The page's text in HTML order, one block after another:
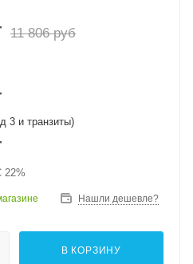
11 806руб
3 и транзиты)
22%
Нашли дешевле?
В КОРЗИНУ